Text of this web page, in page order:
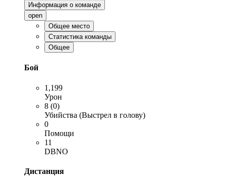
Информация о команде
open
Общее место
Статистика команды
Общее
Бой
1,199
Урон
8 (0)
Убийства (Выстрел в голову)
0
Помощи
11
DBNO
Дистанция